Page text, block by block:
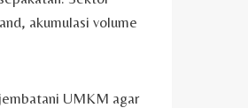
akumulasi volume
UMKM agar